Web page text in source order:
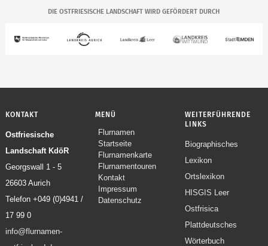
DIE OSTFRIESISCHE LANDSCHAFT WIRD GEFÖRDERT DURCH
KONTAKT
Ostfriesische
Landschaft KdöR
Georgswall 1 - 5
26603 Aurich
Telefon +049 (0)4941 /
17 99 0
info@flurnamen-
MENÜ
Navigation
überspringen
Flurnamen
Startseite
Flurnamenkarte
Flurnamentouren
Kontakt
Impressum
Datenschutz
WEITERFÜHRENDE
LINKS
Biographisches
Lexikon
Ortslexikon
HISGIS Leer
Ostfrisica
Plattdeutsches
Wörterbuch